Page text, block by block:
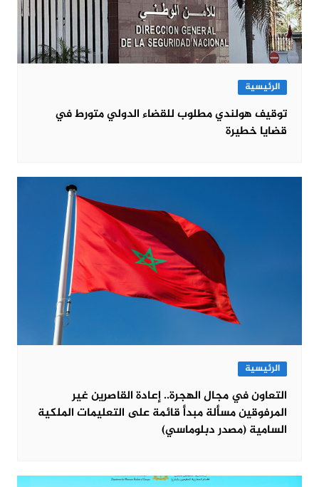
الرئيسية
توقيف هولندي مطلوب للقضاء الدولي متورط في
قضايا خطيرة
الرئيسية
التعاون في مجال الهجرة.. إعادة القاصرين غير
المرفوقين مسألة مبدأ قائمة على التعليمات الملكية
السامية (مصدر دبلوماسي)